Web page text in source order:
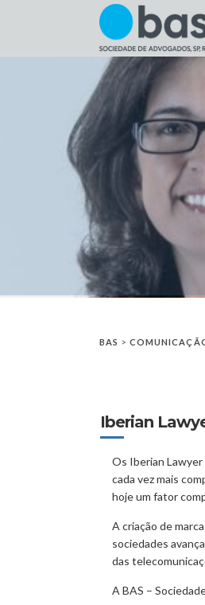
BAS >
Iberian
Os Iberian
cada vez mais
hoje um fator
A criação de
sociedades
das
A BAS –